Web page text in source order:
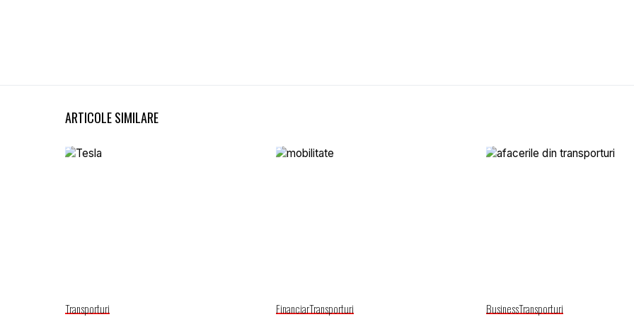
ARTICOLE SIMILARE
Transporturi FinanciarTransporturi BusinessTransporturi